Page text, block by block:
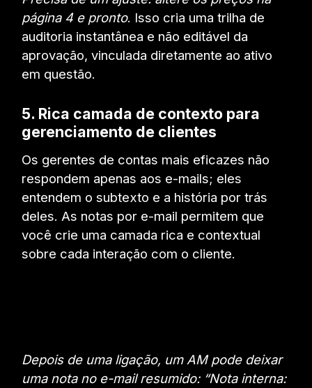
página 4 e pronto. Isso cria uma trilha de
auditoria instantânea e não editável da
aprovação, vinculada diretamente ao ativo
em questão.
5. Rica camada de contexto para
gerenciamento de clientes
Os gerentes de contas mais eficazes não
respondem apenas aos e-mails; eles
entendem o subtexto e a história por trás
deles. As notas por e-mail permitem que
você crie uma camada rica e contextual
sobre cada interação com o cliente.
Depois de uma ligação, um AM pode deixar
uma nota no e-mail resumido: “Nota interna: